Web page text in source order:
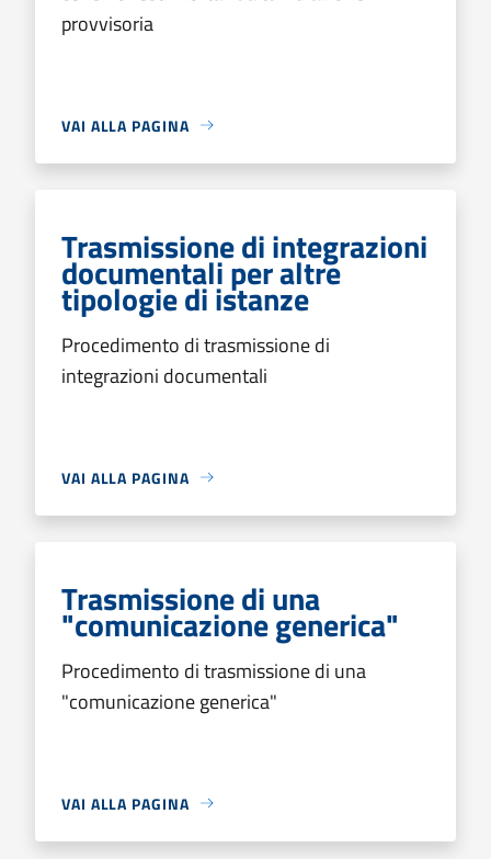
provvisoria
VAI ALLA PAGINA
Trasmissione di integrazioni
documentali per altre
tipologie di istanze
Procedimento di trasmissione di
integrazioni documentali
VAI ALLA PAGINA
Trasmissione di una
"comunicazione generica"
Procedimento di trasmissione di una
"comunicazione generica"
VAI ALLA PAGINA